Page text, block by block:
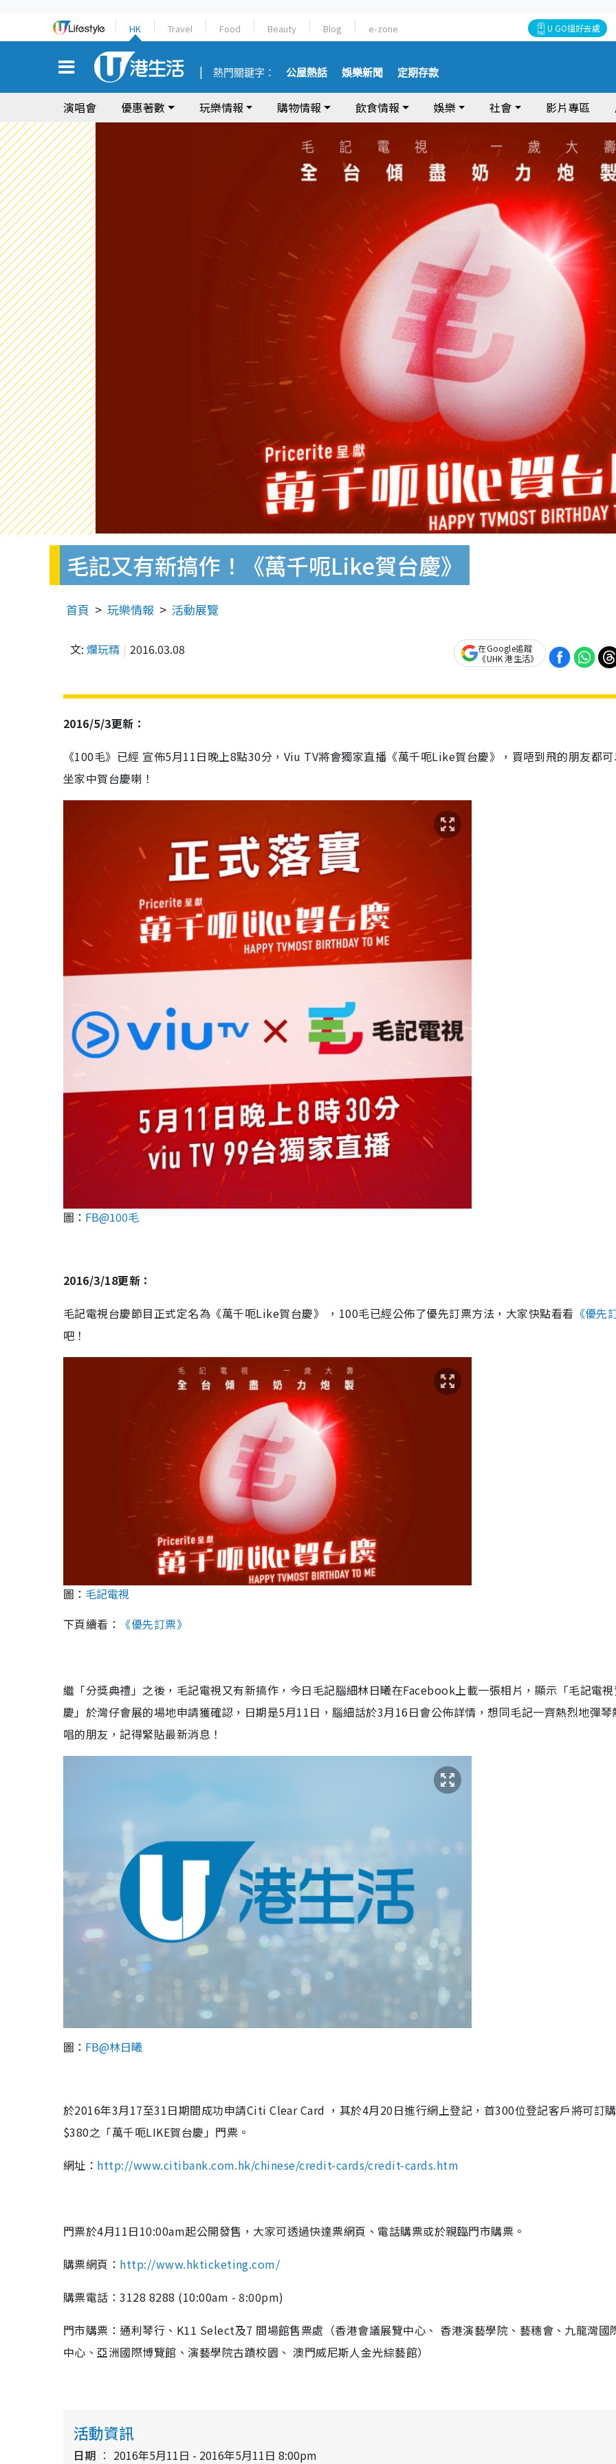
HK Travel Food Beauty Blog e-zone U GO搵好去處
熱門關鍵字： 公屋熱話 娛樂新聞 定期存款
演唱會 優惠著數 玩樂情報 購物情報 飲食情報 娛樂 社會 影片專區
毛記又有新搞作！《萬千呃Like賀台慶‬》
首頁 玩樂情報 活動展覽
文: 爛玩精 2016.03.08
在Google追蹤
《UHK 港生活》
2016/5/3更新：
《100毛》已經 宣佈5月11日晚上8點30分，Viu TV將會獨家直播《萬千呃Like賀台慶》，買唔到飛的朋友都
坐家中賀台慶喇！
圖： FB@100毛
2016/3/18更新：
毛記電視台慶節目正式定名為《萬千呃Like賀台慶》 ，100毛已經公佈了優先訂票方法，大家快點看看 《優先
吧！
圖： 毛記電視
下頁續看： 《優先訂票》
繼「分獎典禮」之後，毛記電視又有新搞作，今日毛記腦細林日曦在Facebook上載一張相片，顯示「毛記電
慶」於灣仔會展的場地申請獲確認，日期是5月11日，腦細話於3月16日會公佈詳情，想同毛記一齊熱烈地彈琴
唱的朋友，記得緊貼最新消息！
圖： FB@林日曦
於2016年3月17至31日期間成功申請Citi Clear Card ，其於4月20日進行網上登記，首300位登記客戶將可訂購
$380之「萬千呃LIKE賀台慶」門票。
網址： http://www.citibank.com.hk/chinese/credit-cards/credit-cards.htm
門票於4月11日10:00am起公開發售，大家可透過快達票網頁、電話購票或於親臨門市購票。
購票網頁： http://www.hkticketing.com/
購票電話：3128 8288 (10:00am - 8:00pm)
門市購票：通利琴行、K11 Select及7 間場館售票處（香港會議展覽中心、 香港演藝學院、藝穗會、九龍灣國
中心、亞洲國際博覽館、演藝學院古蹟校園、 澳門威尼斯人金光綜藝館）
活動資訊
日期 2016年5月11日 - 2016年5月11日 8:00pm